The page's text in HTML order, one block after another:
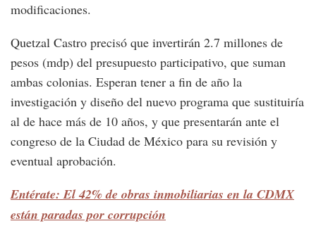
modificaciones.
Quetzal Castro precisó que invertirán 2.7 millones de
pesos (mdp) del presupuesto participativo, que suman
ambas colonias. Esperan tener a fin de año la
investigación y diseño del nuevo programa que sustituiría
al de hace más de 10 años, y que presentarán ante el
congreso de la Ciudad de México para su revisión y
eventual aprobación.
Entérate: El 42% de obras inmobiliarias en la CDMX
están paradas por corrupción